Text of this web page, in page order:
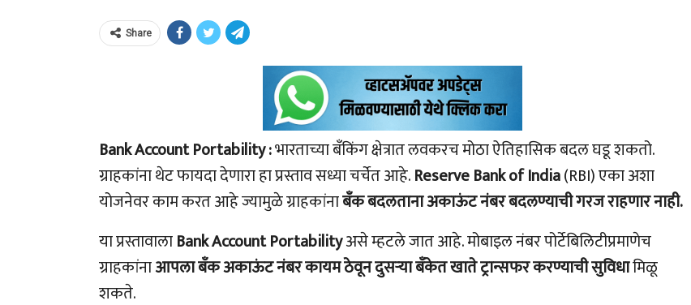
Share
Bank Account Portability :भारताच्या बँकिंग क्षेत्रात लवकरच मोठा ऐतिहासिक बदल घडू शकतो.
ग्राहकांना थेट फायदा देणारा हा प्रस्ताव सध्या चर्चेत आहे.Reserve Bank of India(RBI) एका अशा
योजनेवर काम करत आहे ज्यामुळे ग्राहकांनाबँक बदलताना अकाऊंटनंबर बदलण्याची गरज राहणार नाही.
या प्रस्तावालाBank Account Portabilityअसे म्हटले जात आहे. मोबाइल नंबर पोर्टेबिलिटीप्रमाणेच
ग्राहकांनाआपला बँक अकाऊंटनंबर कायम ठेवून दुसऱ्या बँकेत खाते ट्रान्सफर करण्याची सुविधामिळू
शकते.